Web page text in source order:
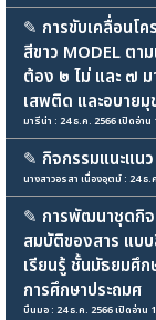
✎ การขับเคลื่อนโ
สีขาว MODEL ตา
ต้อง ๒ ไม่ และ ๗
เสพติด และอบายมุ
มารีน่า : 24 ธ.ค. 2566 เปิดอ่าน
✎ กิจกรรมแนะแน
นางสาวอรสา เนื่องอุตม์ : 24 ธ
✎ การพัฒนาชุดกิจ
สมบัติของสาร แบบ
เรียนรู้ ชั้นมัธยมศึ
การศึกษาประถมศ
บืนมอ : 24 ธ.ค. 2566 เปิดอ่าน